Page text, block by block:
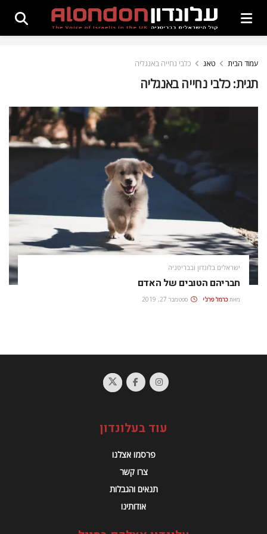
עמוד הבית טאג כלבי נחייה באנגליה
תגית:כלבי נחייה באנגליה
ישראלים בלונדון ובבריטניה
חבריהם הטובים של האדם
מאת כרמל פרג'י ספטמבר 27, 2019
עוד בעלונדון
פרסמו אצלנו
צרו קשר
תנאים והגבלות
אודותינו